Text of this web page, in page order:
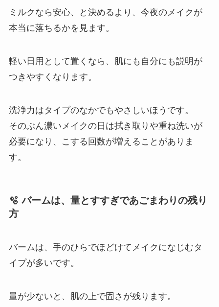
ミルクなら安心、と決めるより、今夜のメイクが
本当に落ちるかを見ます。
軽い日用として置くなら、肌にも自分にも説明が
つきやすくなります。
洗浄力はタイプのなかでもやさしいほうです。
そのぶん濃いメイクの日は拭き取りや重ね洗いが
必要になり、こする回数が増えることがありま
す。
🫧 バームは、量とすすぎであごまわりの残り
方
バームは、手のひらでほどけてメイクになじむタ
イプが多いです。
量が少ないと、肌の上で固さが残ります。